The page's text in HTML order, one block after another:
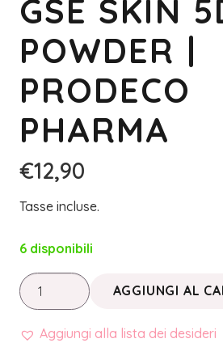
GSE SKIN
POWDER |
PRODECO
PHARMA
€12,90
Tasse incluse.
6 disponibili
GSE
SKIN
5D
AGGIUNGI AL
Aggiungi alla lista dei desideri